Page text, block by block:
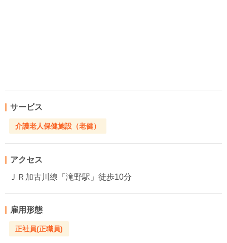
サービス
介護老人保健施設（老健）
アクセス
ＪＲ加古川線「滝野駅」徒歩10分
雇用形態
正社員(正職員)